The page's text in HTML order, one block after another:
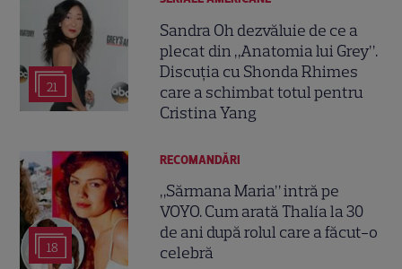
21
Sandra Oh dezvăluie de ce a
plecat din „Anatomia lui Grey”.
Discuția cu Shonda Rhimes
care a schimbat totul pentru
Cristina Yang
18
RECOMANDĂRI
„Sărmana Maria” intră pe
VOYO. Cum arată Thalía la 30
de ani după rolul care a făcut-o
celebră